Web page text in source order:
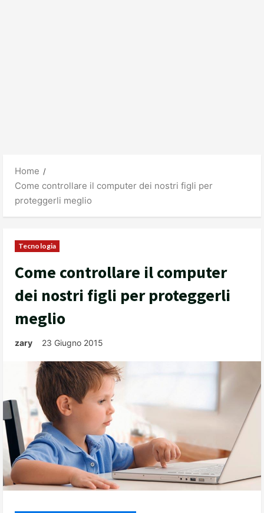
Home
Come controllare il computer dei nostri figli per
proteggerli meglio
Tecnologia
Come controllare il computer
dei nostri figli per proteggerli
meglio
zary 23 Giugno 2015